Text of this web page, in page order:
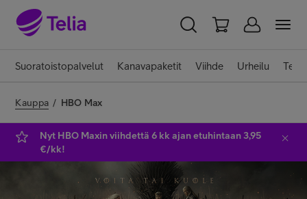
YKSITYISILLE YRITYKSILLE WHOLESALE
Liittymät ja palvelut
Suoratoistopalvelut Kanavapaketit Viihde Urheilu Telia
Kauppa / HBO Max
Nyt HBO Maxin viihdettä 6 kk ajan etuhintaan 3,95
€/kk!